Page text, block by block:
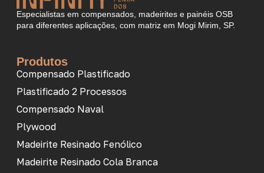
Especialistas em compensados, madeirites e painéis OSB
para diferentes aplicações, com matriz em Mogi Mirim, SP.
Produtos
Compensado Plastificado
Plastificado 2 Processos
Compensado Naval
Plywood
Madeirite Resinado Fenólico
Madeirite Resinado Cola Branca